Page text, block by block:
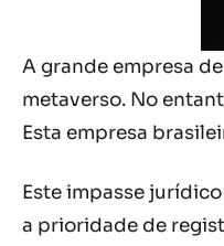
A grande empresa
metaverso. No
Esta empresa
Este impasse
a prioridade de